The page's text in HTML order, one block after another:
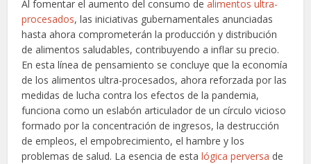
Al fomentar el aumento del consumo dealimentos ultra-
procesados, las iniciativas gubernamentales anunciadas
hasta ahora comprometerán la producción y distribución
de alimentos saludables, contribuyendo a inflar su precio.
En esta línea de pensamiento se concluye que la economía
de los alimentos ultra-procesados, ahora reforzada por las
medidas de lucha contra los efectos de la pandemia,
funciona como un eslabón articulador de un círculo vicioso
formado por la concentración de ingresos, la destrucción
de empleos, el empobrecimiento, el hambre y los
problemas de salud. La esencia de estalógica perversa de